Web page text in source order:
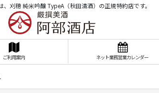
、刈穂 純米吟醸 TypeA（秋田清酒）の正規特約店です。
ご利用案内 ネット業務営業カレンダー